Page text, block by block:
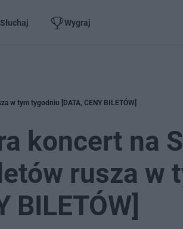
Słuchaj Wygraj
w tym tygodniu [DATA, CENY BILETÓW]
koncert na
rusza w
BILETÓW]